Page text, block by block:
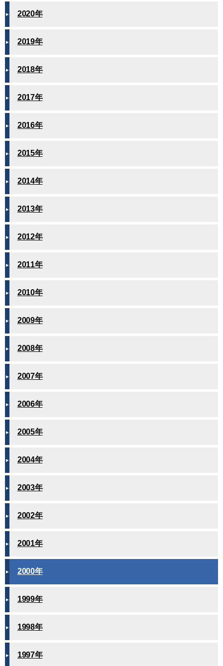
2020年
2019年
2018年
2017年
2016年
2015年
2014年
2013年
2012年
2011年
2010年
2009年
2008年
2007年
2006年
2005年
2004年
2003年
2002年
2001年
2000年
1999年
1998年
1997年